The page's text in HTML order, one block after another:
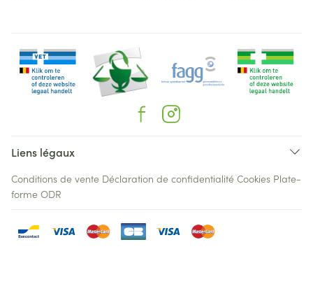
Liens légaux
Conditions de vente Déclaration de confidentialité Cookies Plate-
forme ODR